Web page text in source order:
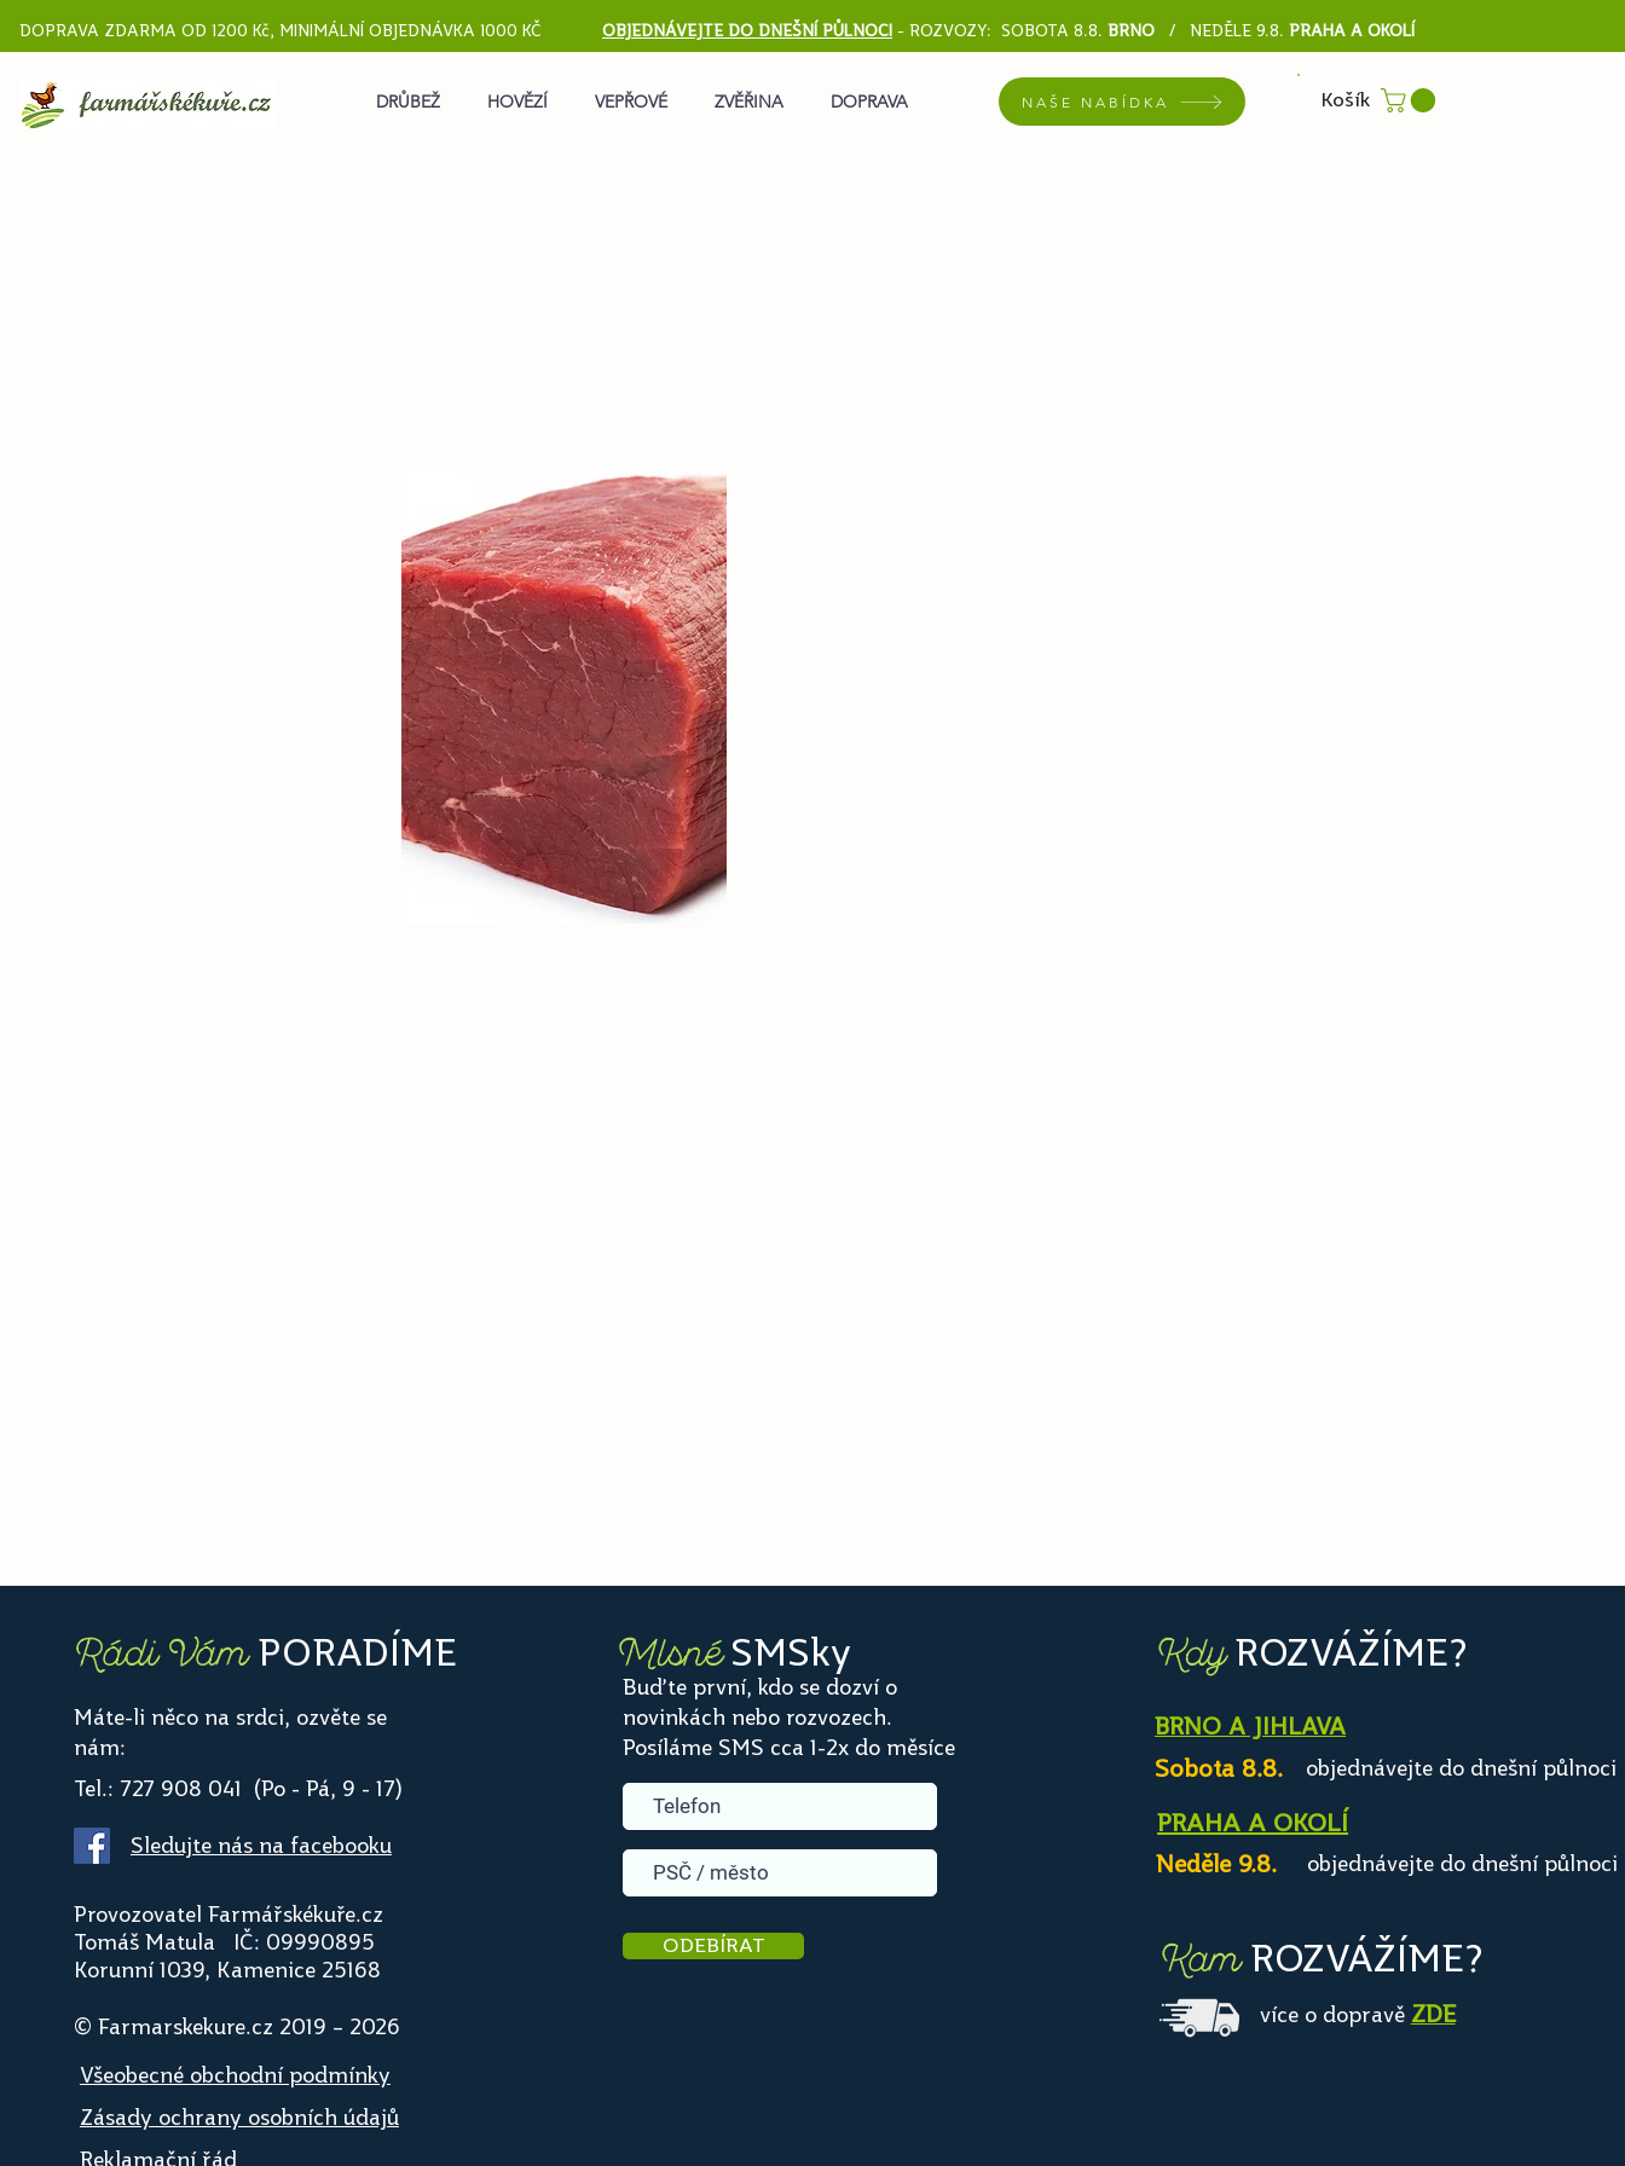
DOPRAVA ZDARMA OD 1200 Kč, MINIMÁLNÍ OBJEDNÁVKA 1000 KČ OBJEDNÁVEJTE DO DNEŠNÍ PŮLNOCI - ROZVOZY: SOBOTA 8.8. BRNO / NEDĚLE 9.8. PRAHA A OKOLÍ
DRŮBEŽ HOVĚZÍ VEPŘOVÉ ZVĚŘINA DOPRAVA NAŠE NABÍDKA Košík
Rádi VámPORADÍME
Máte-li něco na srdci, ozvěte se
nám:
Tel.: 727 908 041 (Po - Pá, 9 - 17)
Sledujte nás na facebooku
Provozovatel Farmářskékuře.cz
Tomáš Matula IČ: 09990895
Korunní 1039, Kamenice 25168
© Farmarskekure.cz 2019 – 2026
Všeobecné obchodní podmínky
Zásady ochrany osobních údajů
Reklamační řád
MlsnéSMSky
Buďte první, kdo se dozví o
novinkách nebo rozvozech.
Posíláme SMS cca 1-2x do měsíce
ODEBÍRAT
Kdy ROZVÁŽÍME?
BRNO A JIHLAVA
Sobota 8.8.
objednávejte do dnešní půlnoci
PRAHA A OKOLÍ
Neděle 9.8. objednávejte do dnešní půlnoci
Kam ROZVÁŽÍME?
více o dopravě ZDE